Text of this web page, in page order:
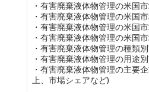
・有害廃棄液体物管理の米国
・有害廃棄液体物管理の米国
・有害廃棄液体物管理の米国
・有害廃棄液体物管理の米国
・有害廃棄液体物管理の種類
・有害廃棄液体物管理の用途
・有害廃棄液体物管理の主要
上、市場シェアなど)